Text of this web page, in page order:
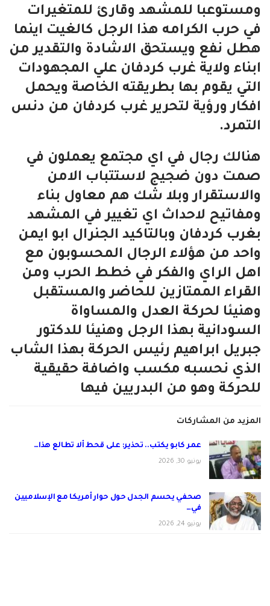
ومستوعبا للمشهد وقارئ للمتغيرات
في حرب الكرامه هذا الرجل كالغيت اينما
هطل نفع ويستحق الاشادة والتقدير من
ابناء ولاية غرب كردفان علي المجهودات
التي يقوم بها بطريقته الخاصة ويحمل
افكار ورؤية لتحرير غرب كردفان من دنس
التمرد.
هنالك رجال في اي مجتمع يعملون في
صمت دون ضجيج لاستتباب الامن
والاستقرار وبلا شك هم معاول بناء
ومفاتيح لاحداث اي تغيير في المشهد
بغرب كردفان وبالتاكيد الجنرال ابو ايمن
واحد من هؤلاء الرجال المحسوبون مع
اهل الراي والفكر في خطط الحرب ومن
القراء الممتازين للحاضر والمستقبل
وهنيئا لحركة العدل والمساواة
السودانية بهذا الرجل وهنيئا للدكتور
جبريل ابراهيم رئيس الحركة بهذا الشاب
الذي نحسبه مكسب واضافة حقيقية
للحركة وهو من البدريين فيها
المزيد من المشاركات
عمر كابو يكتب.. تحذير: على قحط ألا تطالع هذا…
يونيو 30, 2026
صحفي يحسم الجدل حول حوار أمريكا مع الإسلاميين
في…
يونيو 24, 2026